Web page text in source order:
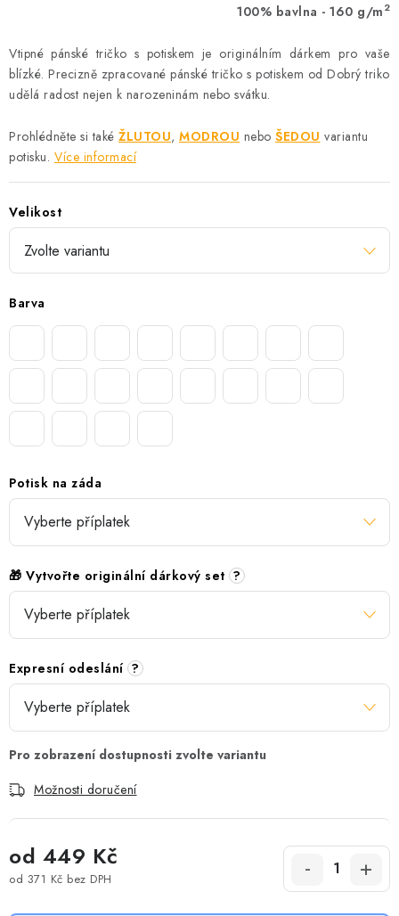
100% bavlna - 160 g/m 2
Vtipné pánské tričko s potiskem je originálním dárkem pro vaše
blízké. Precizně zpracované pánské tričko s potiskem od Dobrý triko
udělá radost nejen k narozeninám nebo svátku.
Prohlédněte si také ŽLUTOU, MODROU nebo ŠEDOU variantu
potisku. Více informací
Velikost
Barva
Potisk na záda
🎁 Vytvořte originální dárkový set ?
Expresní odeslání ?
Možnosti doručení
od 449 Kč
od 371 Kč bez DPH